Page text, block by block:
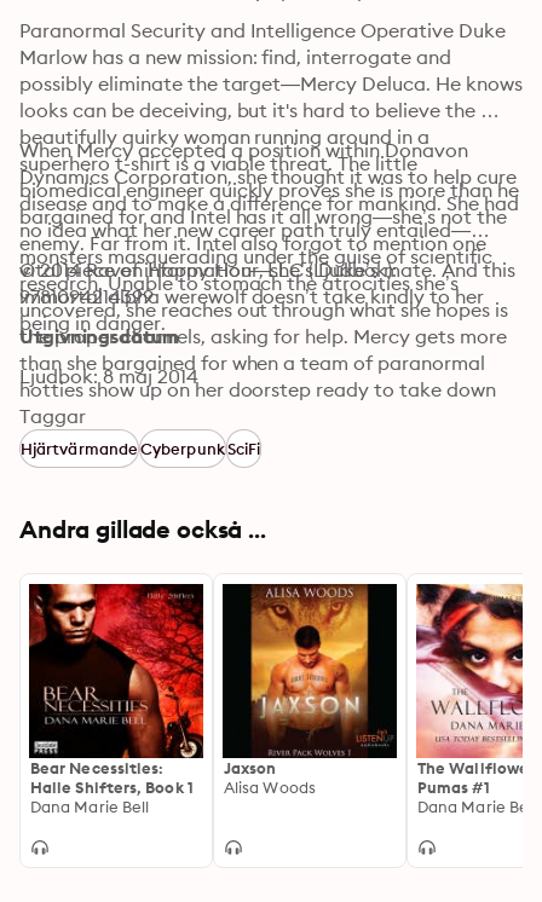
Paranormal Security and Intelligence Operative Duke
Marlow has a new mission: find, interrogate and
possibly eliminate the target—Mercy Deluca. He knows
looks can be deceiving, but it's hard to believe the
beautifully quirky woman running around in a
superhero t-shirt is a viable threat. The little
biomedical engineer quickly proves she is more than he
bargained for and Intel has it all wrong—she’s not the
enemy. Far from it. Intel also forgot to mention one
vital piece of information—she’s Duke’s mate. And this
immortal alpha werewolf doesn’t take kindly to her
being in danger.
When Mercy accepted a position within Donavon
Dynamics Corporation, she thought it was to help cure
disease and to make a difference for mankind. She had
no idea what her new career path truly entailed—
monsters masquerading under the guise of scientific
research. Unable to stomach the atrocities she’s
uncovered, she reaches out through what she hopes is
the proper channels, asking for help. Mercy gets more
than she bargained for when a team of paranormal
hotties show up on her doorstep ready to take down
the Corporation. One, in particular, is able to get under
her skin, both aggravating and exciting her in ways she
can’t explain.
© 2014 Raven Happy Hour, LLC (Ljudbok):
9781094214399
Utgivningsdatum
Ljudbok: 8 maj 2014
Taggar
HjärtvärmandeCyberpunkSciFi
Andra gillade också ...
Bear Necessities:
Halle Shifters, Book 1
Dana Marie Bell
Jaxson
Alisa Woods
The
Pumas #1
Dana Marie Bell